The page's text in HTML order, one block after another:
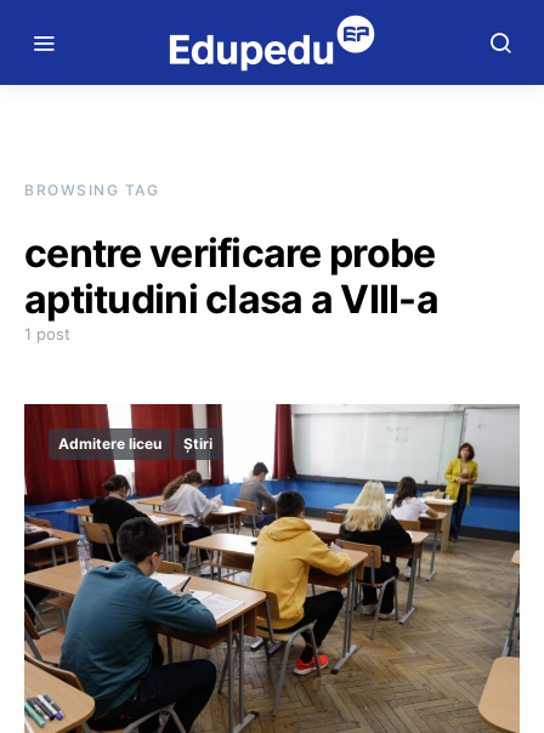
BROWSING TAG
centre verificare probe
aptitudini clasa a VIII-a
1 post
Admitere liceu Știri